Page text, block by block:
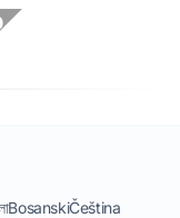
BosanskiČeština